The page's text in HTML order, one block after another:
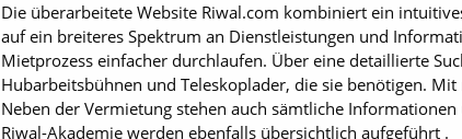
Die überarbeitete Website Riwal.com kombiniert ein
auf ein breiteres Spektrum an Dienstleistungen und
Mietprozess einfacher durchlaufen. Über eine detaillierte
Hubarbeitsbühnen und Teleskoplader, die sie benötigen.
Neben der Vermietung stehen auch sämtliche
Riwal-Akademie werden ebenfalls übersichtlich aufgeführt .